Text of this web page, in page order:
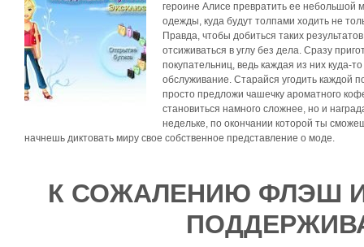
героине Алисе превратить ее небольшой
одежды, куда будут толпами ходить не
Правда, чтобы добиться таких
отсиживаться в углу без дела. Сразу
покупательниц, ведь каждая из них куда-
обслуживание. Старайся угодить каждой
просто предложи чашечку ароматного
становиться намного сложнее, но и
недельке, по окончании которой ты
начнешь диктовать миру свое собственное представление о моде.
К СОЖАЛЕНИЮ ФЛЭШ